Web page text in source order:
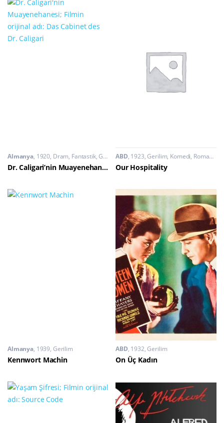
Almanya 1920 Dram, Fantastik,Gerilim
Dr. Caligari’nin Muayenehanesi
ABD 1923 Gerilim, Komedi, Romantik
Our Hospitality
Almanya 1939 Gerilim
Kennwort Machin
ABD 1932 Gerilim
On Üç Kadın